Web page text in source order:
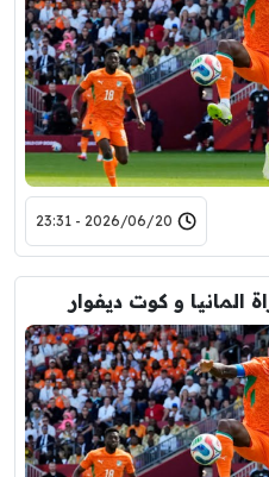
2026/06/20 - 23:31
المانيا و كوت ديفوار